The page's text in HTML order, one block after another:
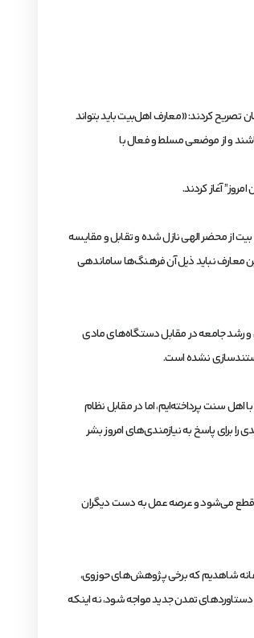
کردند: «معارف اهل‌بیت باید بتواند
و از موضعی مسلط و فعال با
آغاز کردند.
بیت از محضر الهی نازل شده و تقابل و مقایسه
معارف نباید ذیل آن فرهنگ‌ها ساماندهی
و رشد جامعه در مقابل دستگاه‌های مادی
اهل سنت پرداخته‌ایم، اما در مقابل نظام
برای پاسخ به نیازمندی‌های امروز بشر
عمل قطع می‌شود و عرصه عمل به دست دیگران
شاهدیم که برخی پژوهش‌های حوزوی،
تمدن جدید مواجه شود، نه اینکه